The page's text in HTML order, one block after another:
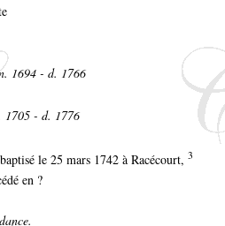
1694 - d. 1766
1705 - d. 1776
le 25 mars 1742 à Racécourt, 3
en ?